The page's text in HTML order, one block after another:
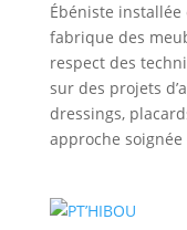
Ébéniste installée
fabrique des
respect des
sur des projets
dressings,
approche soignée